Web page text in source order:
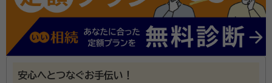
安心へとつなぐお手伝い！